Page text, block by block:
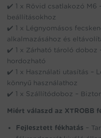
✔️ 1 x Rövid csatlakozó M6
beállításokhoz
✔️ 1 x Légnyomásos
alkalmazásához és
✔️ 1 x Zárható tároló doboz
hordozható
✔️ 1 x Használati utasítás –
könnyű használathoz
✔️ 1 x Szállítódoboz –
Miért válaszd az XTROBB
Fejlesztett fékhatás –